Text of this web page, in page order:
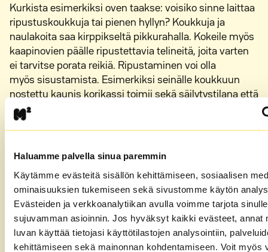
Haluamme palvella sinua paremmin
Käytämme evästeitä sisällön kehittämiseen, sosiaalisen
ominaisuuksien tukemiseen sekä sivustomme käytön
Evästeiden ja verkkoanalytiikan avulla voimme tarjota sinulle
sujuvamman asioinnin. Jos hyväksyt kaikki evästeet, annat
luvan käyttää tietojasi käyttötilastojen analysointiin,
kehittämiseen sekä mainonnan kohdentamiseen. Voit myös
Kurkista esimerkiksi oven taakse: voisiko sinne laittaa
ripustuskoukkuja tai pienen hyllyn? Koukkuja ja
naulakoita saa kirppikseltä pikkurahalla. Kokeile myös
kaapinovien päälle ripustettavia telineitä, joita varten
ei tarvitse porata reikiä. Ripustaminen voi olla
myös sisustamista. Esimerkiksi seinälle koukkuun
nostettu kaunis korikassi toimii sekä säilytystilana että
sisustuselementtinä.
Peilit tuovat kotiin tilan tuntua. Jos sijoitat peilin
ylimääräisestä ikkunasta. Jalkalampun taakse laitettu
peili antaa lisävaloa. Jätä kotiin kuitenkin myös tyhjää
tilaa, etenkin lattialle. Se tuo avaruuden tunnetta
pieniinkin neliöihin.
Teksti: Krista Ahola
Juttu julkaistu alunperin M2-lehdessä 2/2025.